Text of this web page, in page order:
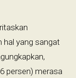
hal yang sangat
persen) merasa